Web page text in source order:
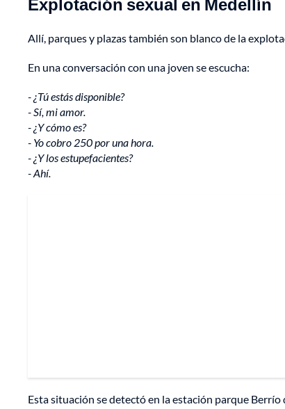
Allí, parques y plazas también son blanco de la
En una conversación con una joven se escucha:
- ¿Tú estás disponible?
- Sí, mi amor.
- ¿Y cómo es?
- Yo cobro 250 por una hora.
- ¿Y los estupefacientes?
- Ahí.
Esta situación se detectó en la estación parque